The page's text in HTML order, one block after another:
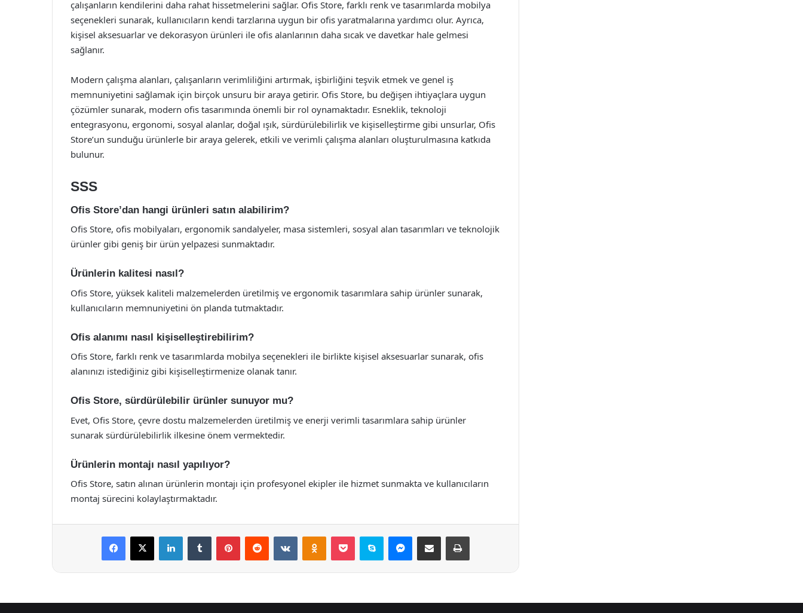
çalışanların kendilerini daha rahat hissetmelerini sağlar. Ofis Store, farklı renk ve tasarımlarda mobilya
seçenekleri sunarak, kullanıcıların kendi tarzlarına uygun bir ofis yaratmalarına yardımcı olur. Ayrıca,
kişisel aksesuarlar ve dekorasyon ürünleri ile ofis alanlarının daha sıcak ve davetkar hale gelmesi
sağlanır.
Modern çalışma alanları, çalışanların verimliliğini artırmak, işbirliğini teşvik etmek ve genel iş
memnuniyetini sağlamak için birçok unsuru bir araya getirir. Ofis Store, bu değişen ihtiyaçlara uygun
çözümler sunarak, modern ofis tasarımında önemli bir rol oynamaktadır. Esneklik, teknoloji
entegrasyonu, ergonomi, sosyal alanlar, doğal ışık, sürdürülebilirlik ve kişiselleştirme gibi unsurlar, Ofis
Store’un sunduğu ürünlerle bir araya gelerek, etkili ve verimli çalışma alanları oluşturulmasına katkıda
bulunur.
SSS
Ofis Store’dan hangi ürünleri satın alabilirim?
Ofis Store, ofis mobilyaları, ergonomik sandalyeler, masa sistemleri, sosyal alan tasarımları ve teknolojik
ürünler gibi geniş bir ürün yelpazesi sunmaktadır.
Ürünlerin kalitesi nasıl?
Ofis Store, yüksek kaliteli malzemelerden üretilmiş ve ergonomik tasarımlara sahip ürünler sunarak,
kullanıcıların memnuniyetini ön planda tutmaktadır.
Ofis alanımı nasıl kişiselleştirebilirim?
Ofis Store, farklı renk ve tasarımlarda mobilya seçenekleri ile birlikte kişisel aksesuarlar sunarak, ofis
alanınızı istediğiniz gibi kişiselleştirmenize olanak tanır.
Ofis Store, sürdürülebilir ürünler sunuyor mu?
Evet, Ofis Store, çevre dostu malzemelerden üretilmiş ve enerji verimli tasarımlara sahip ürünler
sunarak sürdürülebilirlik ilkesine önem vermektedir.
Ürünlerin montajı nasıl yapılıyor?
Ofis Store, satın alınan ürünlerin montajı için profesyonel ekipler ile hizmet sunmakta ve kullanıcıların
montaj sürecini kolaylaştırmaktadır.
Facebook
X LinkedInTumblr PinterestReddit VKontakteOdnoklassniki
Pocket Skype Messenger
E-Posta ile paylaş Yazdır